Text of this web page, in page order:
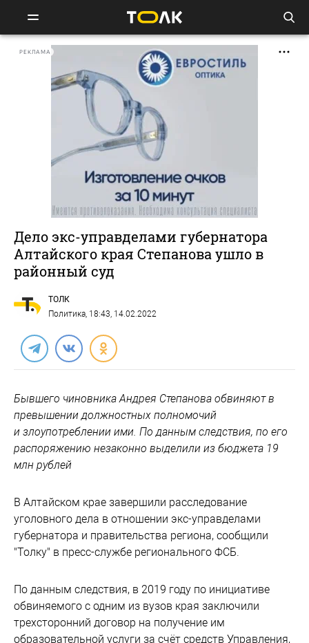
РЕКЛАМА
Дело экс-управделами губернатора
Алтайского края Степанова ушло в
районный суд
ТОЛК
Политика, 18:43, 14.02.2022
Бывшего чиновника Андрея Степанова обвиняют в
превышении должностных полномочий
и злоупотреблении ими. По данным следствия, по его
распоряжению незаконно выделили из бюджета 19
млн рублей
В Алтайском крае завершили расследование
уголовного дела в отношении экс-управделами
губернатора и правительства региона, сообщили
"Толку" в пресс-службе регионального ФСБ.
По данным следствия, в 2019 году по инициативе
обвиняемого с одним из вузов края заключили
трехсторонний договор на получение им
образовательной услуги за счёт средств Управления,